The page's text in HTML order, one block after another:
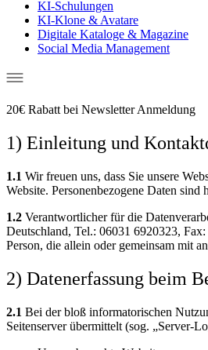
KI-Schulungen
KI-Klone & Avatare
Digitale Kataloge & Magazine
Social Media Management
20€ Rabatt bei Newsletter Anmeldung
1) Einleitung und
1.1 Wir freuen uns, dass Sie unsere
Website. Personenbezogene Daten
1.2 Verantwortlicher für die
Deutschland, Tel.: 06031 6920323,
Person, die allein oder gemeinsam mit
2) Datenerfassung beim
2.1 Bei der bloß informatorischen
Seitenserver übermittelt (sog. „Server-